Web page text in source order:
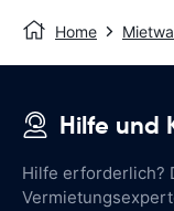
Home
Hilfe und
Hilfe erforderlich?